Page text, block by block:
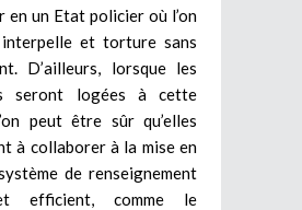
en un Etat policier où l’on
interpelle et torture sans
D’ailleurs, lorsque les
seront logées à cette
peut être sûr qu’elles
à collaborer à la mise en
de renseignement
efficient, comme le